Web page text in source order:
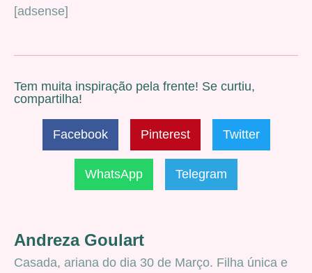
[adsense]
Tem muita inspiração pela frente! Se curtiu,
compartilha!
Facebook Pinterest Twitter
WhatsApp Telegram
Andreza Goulart
Casada, ariana do dia 30 de Março. Filha única e